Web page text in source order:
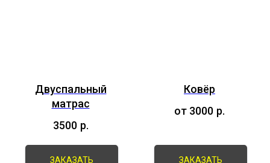
Двуспальный
матрас
3500 р.
ЗАКАЗАТЬ
Ковёр
от 3000 р.
ЗАКАЗАТЬ